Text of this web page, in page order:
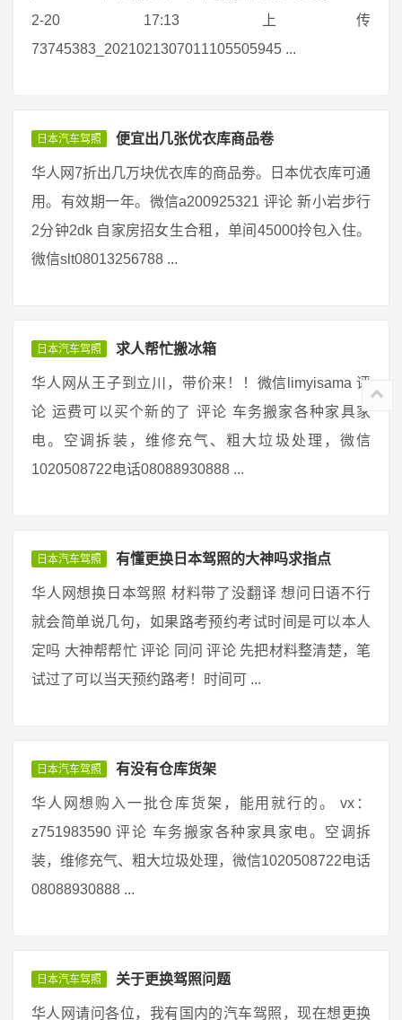
2-20 17:13 上传
73745383_2021021307011105505945 ...
日本汽车驾照 便宜出几张优衣库商品卷
华人网7折出几万块优衣库的商品劵。日本优衣库可通
用。有效期一年。微信a200925321 评论 新小岩步行
2分钟2dk 自家房招女生合租，单间45000拎包入住。
微信slt08013256788 ...
日本汽车驾照 求人帮忙搬冰箱
华人网从王子到立川，带价来！！微信limyisama 评
论 运费可以买个新的了 评论 车务搬家各种家具家
电。空调拆装，维修充气、粗大垃圾处理，微信
1020508722电话08088930888 ...
日本汽车驾照 有懂更换日本驾照的大神吗求指点
华人网想换日本驾照 材料带了没翻译 想问日语不行
就会简单说几句，如果路考预约考试时间是可以本人
定吗 大神帮帮忙 评论 同问 评论 先把材料整清楚，笔
试过了可以当天预约路考！时间可 ...
日本汽车驾照 有没有仓库货架
华人网想购入一批仓库货架，能用就行的。 vx：
z751983590 评论 车务搬家各种家具家电。空调拆
装，维修充气、粗大垃圾处理，微信1020508722电话
08088930888 ...
日本汽车驾照 关于更换驾照问题
华人网请问各位，我有国内的汽车驾照，现在想更换